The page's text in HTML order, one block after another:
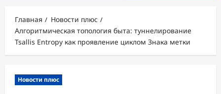
Главная
Новости плюс
Алгоритмическая топология быта: туннелирование
Tsallis Entropy как проявление циклом Знака метки
Новости плюс